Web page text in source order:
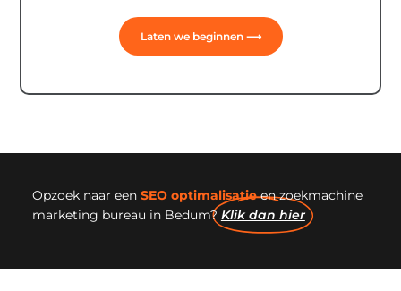
Laten we beginnen ⟶
Opzoek naar een SEO optimalisatieen zoekmachine
marketing bureau in Bedum? Klik dan hier